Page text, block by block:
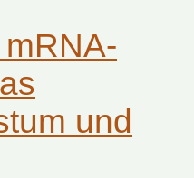
und